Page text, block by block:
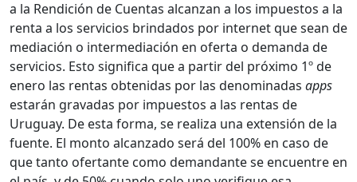
a la Rendición de Cuentas alcanzan a los impuestos a la
renta a los servicios brindados por internet que sean de
mediación o intermediación en oferta o demanda de
servicios. Esto significa que a partir del próximo 1º de
enero las rentas obtenidas por las denominadas apps
estarán gravadas por impuestos a las rentas de
Uruguay. De esta forma, se realiza una extensión de la
fuente. El monto alcanzado será del 100% en caso de
que tanto ofertante como demandante se encuentre en